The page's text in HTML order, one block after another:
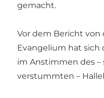
gemacht.
Vor dem Bericht
Evangelium hat sich
im Anstimmen des
verstummten –